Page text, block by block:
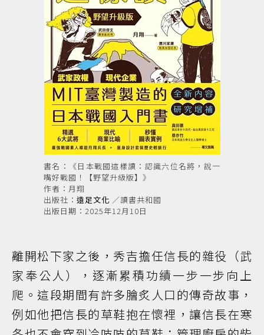
書名：《日本戰國這樣讀：認識六位名將，說一
嘴好戰國！【野望升級版】》
作者：月翔
出版社： 遠足文化 ／讀書共和國
出版日期：2025年12月10日
離開松下家之後，秀吉擔任信長的雜役（武
家奉公人），逐漸累積功績一步一步向上
爬。這段期間有許多膾炙人口的傳奇故事，
例如他把信長的草鞋抱在懷裡，讓信長在寒